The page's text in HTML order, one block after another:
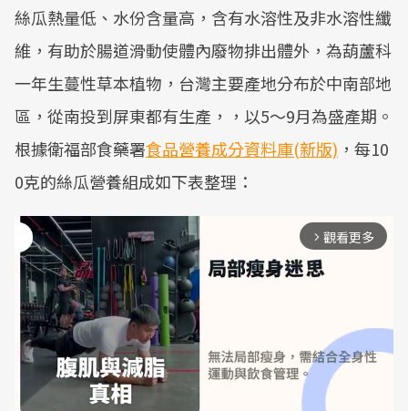
絲瓜熱量低、水份含量高，含有水溶性及非水溶性纖
維，有助於腸道滑動使體內廢物排出體外，為葫蘆科
一年生蔓性草本植物，台灣主要產地分布於中南部地
區，從南投到屏東都有生產，，以5～9月為盛產期。
根據衛福部食藥署食品營養成分資料庫(新版) ，每10
0克的絲瓜營養組成如下表整理：
arrow_forward_ios 觀看更多